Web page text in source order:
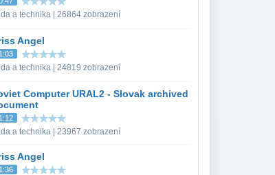
a technika | 26864 zobrazení
Angel
a technika | 24819 zobrazení
Computer URAL2 - Slovak archived
a technika | 23967 zobrazení
Angel